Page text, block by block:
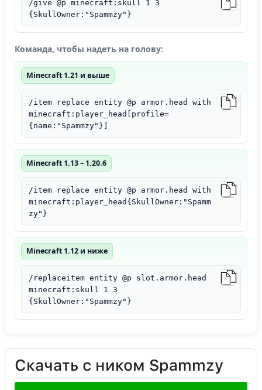
/give @p minecraft:skull 1 3
{SkullOwner:"Spammzy"}
Команда, чтобы надеть на голову:
Minecraft 1.21 и выше
/item replace entity @p armor.head with
minecraft:player_head[profile=
{name:"Spammzy"}]
Minecraft 1.13 – 1.20.6
/item replace entity @p armor.head with
minecraft:player_head{SkullOwner:"Spamm
zy"}
Minecraft 1.12 и ниже
/replaceitem entity @p slot.armor.head
minecraft:skull 1 3
{SkullOwner:"Spammzy"}
Скачать с ником Spammzy